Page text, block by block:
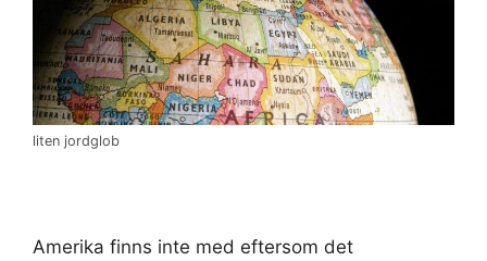
liten jordglob
Amerika finns inte med eftersom det